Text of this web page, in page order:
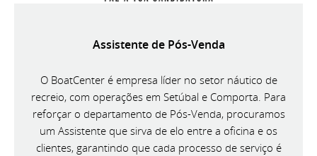
Assistente de Pós-Venda
O BoatCenter é empresa líder no setor náutico de
recreio, com operações em Setúbal e Comporta. Para
reforçar o departamento de Pós-Venda, procuramos
um Assistente que sirva de elo entre a oficina e os
clientes, garantindo que cada processo de serviço é